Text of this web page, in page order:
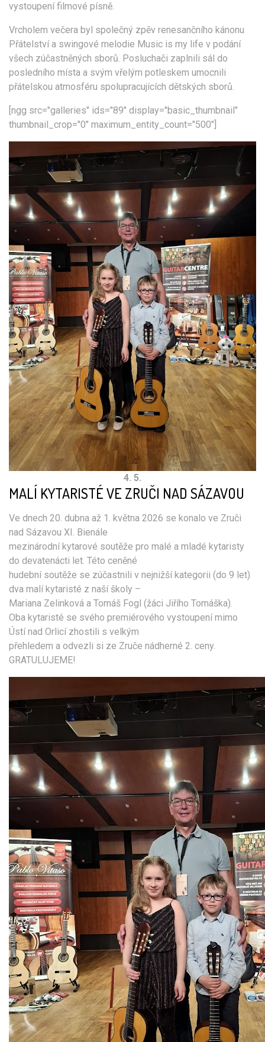
vystoupení filmové písně.
Vrcholem večera byl společný zpěv renesančního kánonu
Přátelství a swingové melodie Music is my life v podání
všech zúčastněných sborů. Posluchači zaplnili sál do
posledního místa a svým vřelým potleskem umocnili
přátelskou atmosféru spolupracujících dětských sborů.
[ngg src="galleries" ids="89" display="basic_thumbnail"
thumbnail_crop="0" maximum_entity_count="500"]
4. 5.
MALÍ KYTARISTÉ VE ZRUČI NAD SÁZAVOU
Ve dnech 20. dubna až 1. května 2026 se konalo ve Zruči
nad Sázavou XI. Bienále
mezinárodní kytarové soutěže pro malé a mladé kytaristy
do devatenácti let. Této ceněné
hudební soutěže se zúčastnili v nejnižší kategorii (do 9 let)
dva malí kytaristé z naší školy –
Mariana Zelinková a Tomáš Fogl (žáci Jiřího Tomáška).
Oba kytaristé se svého premiérového vystoupení mimo
Ústí nad Orlicí zhostili s velkým
přehledem a odvezli si ze Zruče nádherné 2. ceny.
GRATULUJEME!